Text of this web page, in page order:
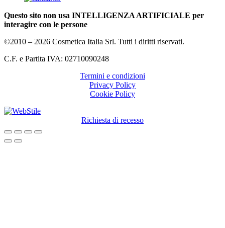
Questo sito non usa INTELLIGENZA ARTIFICIALE per
interagire con le persone
©2010 – 2026 Cosmetica Italia Srl. Tutti i diritti riservati.
C.F. e Partita IVA: 02710090248
Termini e condizioni
Privacy Policy
Cookie Policy
Richiesta di recesso